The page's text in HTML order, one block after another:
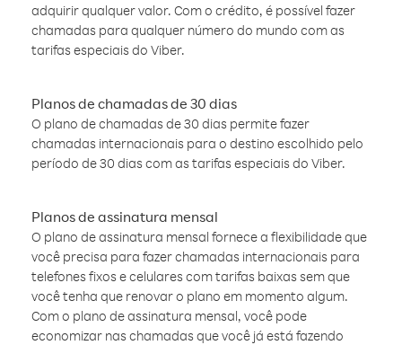
adquirir qualquer valor. Com o crédito, é possível fazer
chamadas para qualquer número do mundo com as
tarifas especiais do Viber.
Planos de chamadas de 30 dias
O plano de chamadas de 30 dias permite fazer
chamadas internacionais para o destino escolhido pelo
período de 30 dias com as tarifas especiais do Viber.
Planos de assinatura mensal
O plano de assinatura mensal fornece a flexibilidade que
você precisa para fazer chamadas internacionais para
telefones fixos e celulares com tarifas baixas sem que
você tenha que renovar o plano em momento algum.
Com o plano de assinatura mensal, você pode
economizar nas chamadas que você já está fazendo